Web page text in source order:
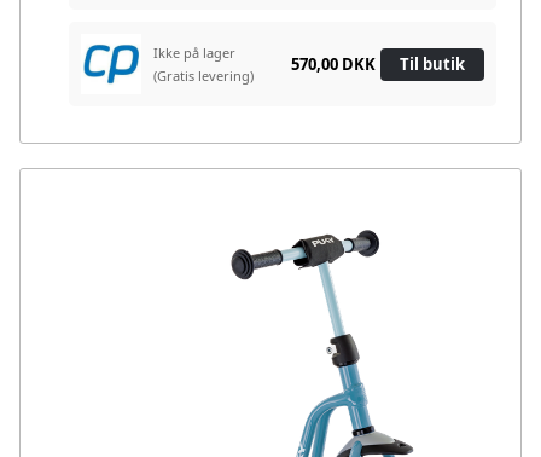
Ikke på lager
(Gratis levering)
570,00 DKK Til butik